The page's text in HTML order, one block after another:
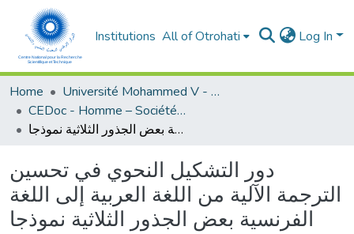
Institutions All of Otrohati Log In
Home
Université Mohammed V - Rabat
CEDoc - Homme – Société - Education
دور التشكيل النحوي في تحسين الترجمة الآلية من اللغة العربية إلى اللغة الفرنسية بعض الجذور الثلاثية نموذجا
دور التشكيل النحوي في تحسين
الترجمة الآلية من اللغة العربية إلى اللغة
الفرنسية بعض الجذور الثلاثية نموذجا